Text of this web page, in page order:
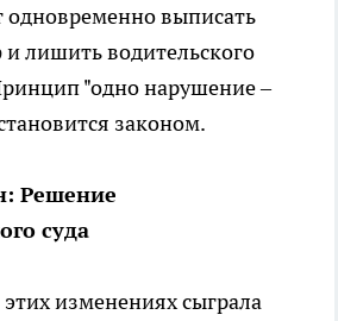
одновременно выписать
лишить водительского
"одно нарушение –
законом.
Решение
суда
изменениях сыграла